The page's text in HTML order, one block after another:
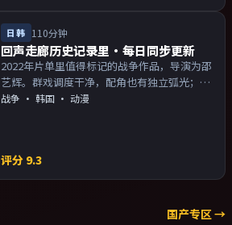
日韩 110分钟
回声走廊历史记录里·每日同步更新
2022年片单里值得标记的战争作品，导演为邵
艺辉。群戏调度干净，配角也有独立弧光；配
乐与画面气质统一。主演以演技派为主，适合
战争 · 韩国 · 动漫
评分 9.3
国产专区 →